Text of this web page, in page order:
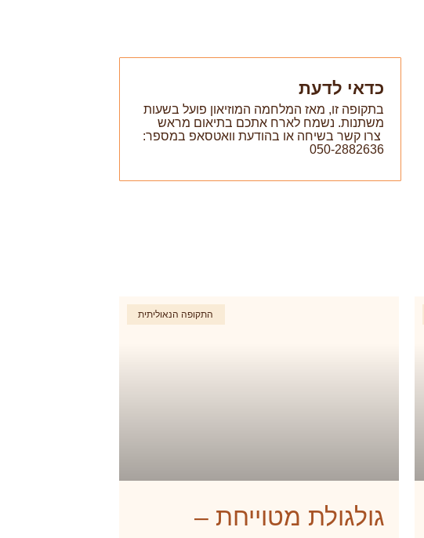
כדאי לדעת
בתקופה זו, מאז המלחמה המוזיאון פועל בשעות
משתנות. נשמח לארח אתכם בתיאום מראש
צרו קשר בשיחה או בהודעת וואטסאפ במספר:
050-2882636
התקופה הנאוליתית
גולגולת מטוייחת –